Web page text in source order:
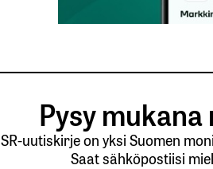
Pysy
SR-uutiskirje on yksi Suomen
Saat sähköpostiisi